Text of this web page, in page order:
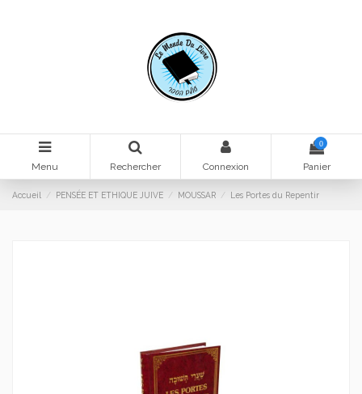
Menu Rechercher Connexion
0
Panier
Accueil PENSÉE ET ETHIQUE JUIVE MOUSSAR Les Portes du Repentir